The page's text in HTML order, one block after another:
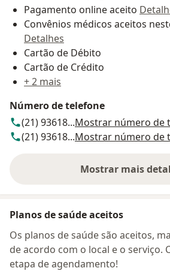
Pagamento online aceito
Convênios médicos aceitos
Detalhes
Cartão de Débito
Cartão de Crédito
+ 2 mais
Número de telefone
(21) 93618...Mostrar número de
(21) 93618...Mostrar número de
Mostrar maissobre o
Planos de saúde aceitos
Os planos de saúde são aceitos,
de acordo com o local e o serviço.
etapa de agendamento!